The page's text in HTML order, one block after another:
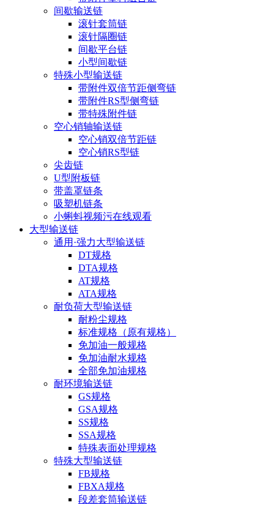
间歇输送链
滚针套筒链
滚针隔圈链
间歇平台链
小型间歇链
特殊小型输送链
带附件双倍节距侧弯链
带附件RS型侧弯链
带特殊附件链
空心销轴输送链
空心销双倍节距链
空心销RS型链
尖齿链
U型附板链
带盖罩链条
吸塑机链条
小蝌蚪视频污在线观看
大型输送链
通用·强力大型输送链
DT规格
DTA规格
AT规格
ATA规格
耐负荷大型输送链
耐粉尘规格
标准规格（原有规格）
免加油一般规格
免加油耐水规格
全部免加油规格
耐环境输送链
GS规格
GSA规格
SS规格
SSA规格
特殊表面处理规格
特殊大型输送链
FB规格
FBXA规格
段差套筒输送链